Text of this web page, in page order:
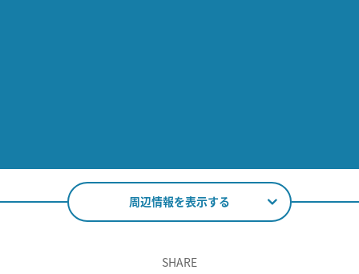
周辺情報を表示する
SHARE